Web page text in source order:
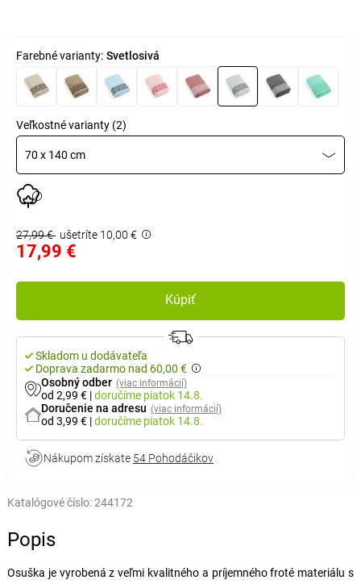
Farebné varianty: Svetlosivá
Veľkostné varianty (2)
70 x 140 cm
27,99 € ušetríte 10,00 €
17,99 €
Kúpiť
Skladom u dodávateľa
Doprava zadarmo nad 60,00 €
Osobný odber (viac informácií)
od 2,99 € |doručíme piatok 14.8.
Doručenie na adresu (viac informácií)
od 3,99 € |doručíme piatok 14.8.
Nákupom získate 54 Pohodáčikov
Katalógové číslo:244172
Popis
Osuška je vyrobená z veľmi kvalitného a príjemného froté materiálu s